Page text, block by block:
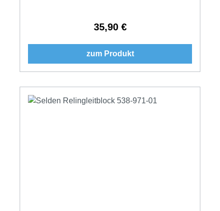
Regulärer Preis:
35,90 €
zum Produkt